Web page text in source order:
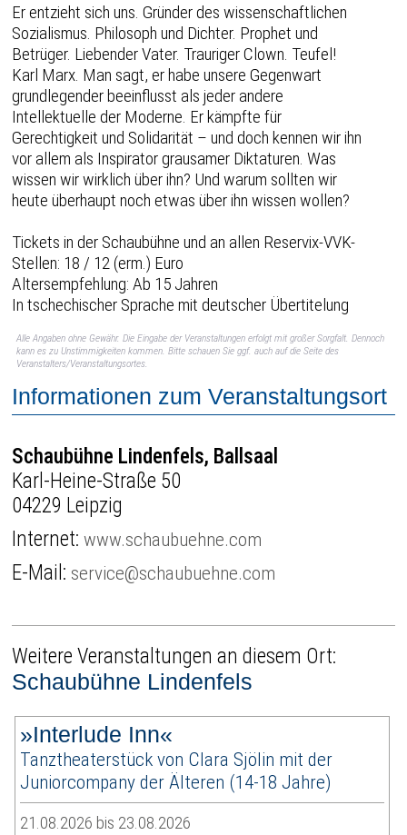
Er entzieht sich uns. Gründer des wissenschaftlichen
Sozialismus. Philosoph und Dichter. Prophet und
Betrüger. Liebender Vater. Trauriger Clown. Teufel!
Karl Marx. Man sagt, er habe unsere Gegenwart
grundlegender beeinflusst als jeder andere
Intellektuelle der Moderne. Er kämpfte für
Gerechtigkeit und Solidarität – und doch kennen wir ihn
vor allem als Inspirator grausamer Diktaturen. Was
wissen wir wirklich über ihn? Und warum sollten wir
heute überhaupt noch etwas über ihn wissen wollen?
Tickets in der Schaubühne und an allen Reservix-VVK-
Stellen: 18 / 12 (erm.) Euro
Altersempfehlung: Ab 15 Jahren
In tschechischer Sprache mit deutscher Übertitelung
Alle Angaben ohne Gewähr. Die Eingabe der Veranstaltungen erfolgt mit großer Sorgfalt. Dennoch
kann es zu Unstimmigkeiten kommen. Bitte schauen Sie ggf. auch auf die Seite des
Veranstalters/Veranstaltungsortes.
Informationen zum Veranstaltungsort
Schaubühne Lindenfels, Ballsaal
Karl-Heine-Straße 50
04229 Leipzig
Internet:www.schaubuehne.com
E-Mail: service@schaubuehne.com
Weitere Veranstaltungen an diesem Ort:
Schaubühne Lindenfels
»Interlude Inn«
Tanztheaterstück von Clara Sjölin mit der
Juniorcompany der Älteren (14-18 Jahre)
21.08.2026 bis 23.08.2026